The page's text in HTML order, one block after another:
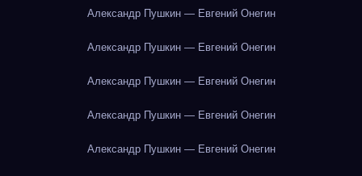
Александр Пушкин — Евгений Онегин
Александр Пушкин — Евгений Онегин
Александр Пушкин — Евгений Онегин
Александр Пушкин — Евгений Онегин
Александр Пушкин — Евгений Онегин